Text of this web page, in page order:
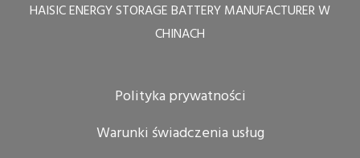
HAISIC ENERGY STORAGE BATTERY MANUFACTURER W
CHINACH
Polityka prywatności
Warunki świadczenia usług